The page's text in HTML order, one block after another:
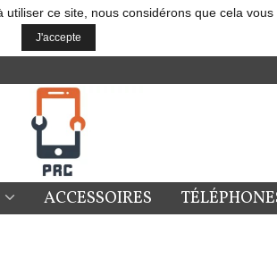
ce site, nous considérons que cela vous
J'accepte
ACCESSOIRES